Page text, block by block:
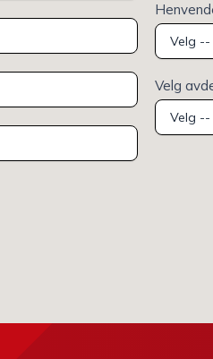
Velg